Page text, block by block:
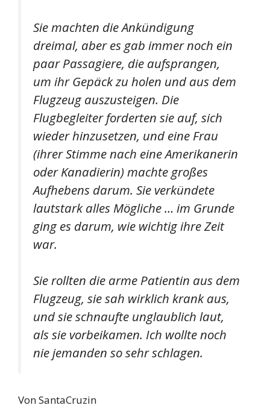
Sie machten die Ankündigung
dreimal, aber es gab immer noch ein
paar Passagiere, die aufsprangen,
um ihr Gepäck zu holen und aus dem
Flugzeug auszusteigen. Die
Flugbegleiter forderten sie auf, sich
wieder hinzusetzen, und eine Frau
(ihrer Stimme nach eine Amerikanerin
oder Kanadierin) machte großes
Aufhebens darum. Sie verkündete
lautstark alles Mögliche … im Grunde
ging es darum, wie wichtig ihre Zeit
war.
Sie rollten die arme Patientin aus dem
Flugzeug, sie sah wirklich krank aus,
und sie schnaufte unglaublich laut,
als sie vorbeikamen. Ich wollte noch
nie jemanden so sehr schlagen.
Von SantaCruzin